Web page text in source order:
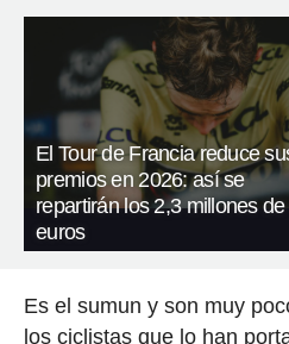
El Tour de Francia reduce
premios en 2026: así se
repartirán los 2,3 millones de
euros
Es el sumun y son muy
los ciclistas que lo han